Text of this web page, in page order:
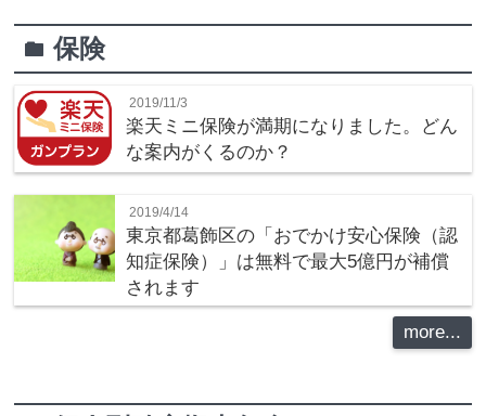
folder保険
2019/11/3
楽天ミニ保険が満期になりました。どん
な案内がくるのか？
2019/4/14
東京都葛飾区の「おでかけ安心保険（認
知症保険）」は無料で最大5億円が補償
されます
more...